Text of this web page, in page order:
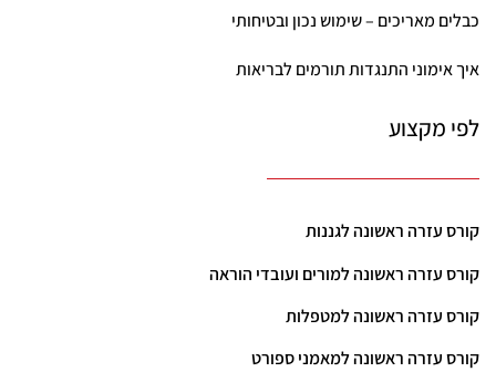
כבלים מאריכים – שימוש נכון ובטיחותי
איך אימוני התנגדות תורמים לבריאות
לפי מקצוע
קורס עזרה ראשונה לגננות
קורס עזרה ראשונה למורים ועובדי הוראה
קורס עזרה ראשונה למטפלות
קורס עזרה ראשונה למאמני ספורט